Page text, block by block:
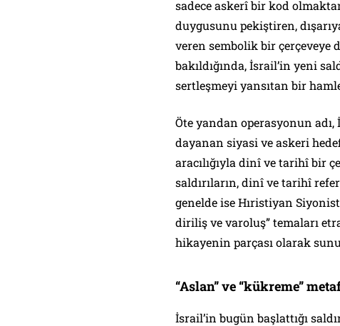
sadece askerî bir kod
duygusunu pekiştiren,
veren sembolik bir çerçeveye
bakıldığında, İsrail’in yeni
sertleşmeyi yansıtan bir
Öte yandan operasyonun
dayanan siyasi ve askeri
aracılığıyla dinî ve tarihî bir
saldırıların, dinî ve tarihî
genelde ise Hıristiyan
diriliş ve varoluş” temaları
hikayenin parçası olarak
“Aslan” ve “kükreme”
İsrail’in bugün başlattığı